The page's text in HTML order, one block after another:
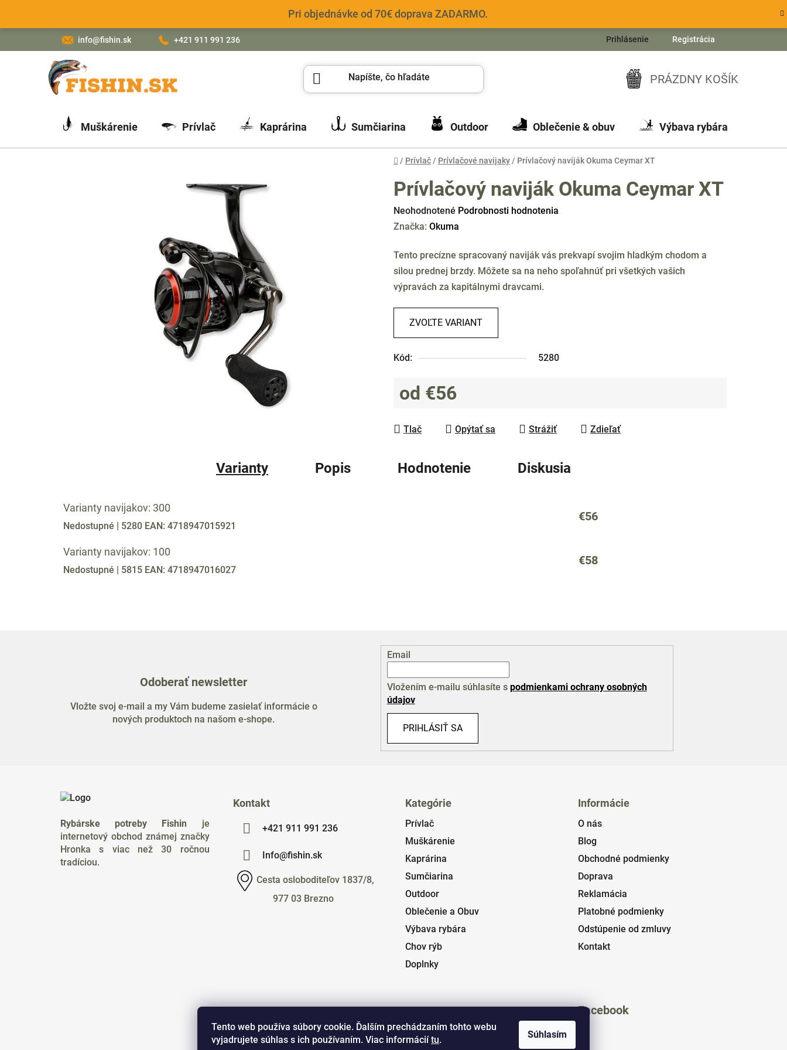
Tento web používa súbory cookie. Ďalším prechádzaním tohto webu
vyjadrujete súhlas s ich používaním. Viac informáciítu. Súhlasím
obsah
Pri objednávke od 70€ doprava ZADARMO.
info@fishin.sk +421 911 991 236 Prihlásenie Registrácia
NÁKUPNÝ
KOŠÍK
PRÁZDNY KOŠÍK
Muškárenie Prívlač Kaprárina Sumčiarina Outdoor Oblečenie & obuv Výbava rybára
Domov
/ Prívlač / Prívlačové navijaky / Prívlačový naviják Okuma Ceymar XT
Prívlačový naviják Okuma Ceymar XT
Priemerné
hodnotenie
je
0,0
z
hviezdičiek.
Neohodnotené Podrobnosti hodnotenia
Značka: Okuma
Tento precízne spracovaný naviják vás prekvapí svojim hladkým chodom a
silou prednej brzdy. Môžete sa na neho spoľahnúť pri všetkých vašich
výpravách za kapitálnymi dravcami.
ZVOĽTE VARIANT
Kód: 5280
od €56
Tlač
Opýtať sa Strážiť Zdieľať
Varianty Popis Hodnotenie Diskusia
Varianty navijakov: 300
Nedostupné | 5280 EAN: 4718947015921
€56
Varianty navijakov: 100
Nedostupné | 5815 EAN: 4718947016027
€58
Odoberať newsletter
Vložte svoj e-mail a my Vám budeme zasielať informácie o
nových produktoch na našom e-shope.
Email
Vložením e-mailu súhlasíte s podmienkami ochrany osobných
údajov
PRIHLÁSIŤ SA
Rybárske potreby Fishin je
internetový obchod známej značky
Hronka s viac než 30 ročnou
tradíciou.
Kontakt
+421 911 991 236
Info@fishin.sk
Cesta osloboditeľov 1837/8,
977 03 Brezno
Kategórie
Prívlač
Muškárenie
Kaprárina
Sumčiarina
Outdoor
Oblečenie a Obuv
Výbava rybára
Chov rýb
Doplnky
Informácie
O nás
Blog
Obchodné podmienky
Doprava
Reklamácia
Platobné podmienky
Odstúpenie od zmluvy
Kontakt
Facebook